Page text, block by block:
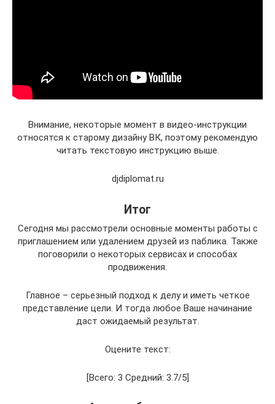
Внимание, некоторые момент в видео-инструкции
относятся к старому дизайну ВК, поэтому рекомендую
читать текстовую инструкцию выше.
djdiplomat.ru
Итог
Сегодня мы рассмотрели основные моменты работы с
приглашением или удалением друзей из паблика. Также
поговорили о некоторых сервисах и способах
продвижения.
Главное – серьезный подход к делу и иметь четкое
представление цели. И тогда любое Ваше начинание
даст ожидаемый результат.
Оцените текст:
[Всего: 3 Средний: 3.7/5]